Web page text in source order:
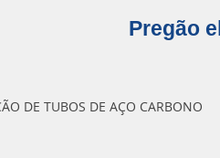
Pregão
DE TUBOS DE AÇO CARBONO